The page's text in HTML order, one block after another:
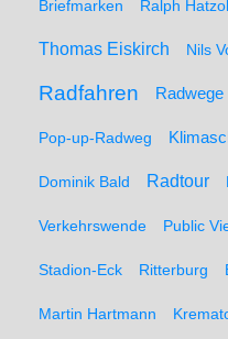
Briefmarken Ralph
Thomas Eiskirch Nils
Radfahren Radwege
Pop-up-Radweg
Dominik Bald Radtour
Verkehrswende Public
Stadion-Eck Ritterburg
Martin Hartmann